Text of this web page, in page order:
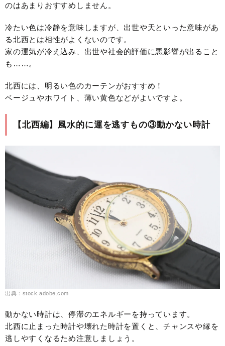
のはあまりおすすめしません。
冷たい色は冷静を意味しますが、出世や天といった意味があ
る北西とは相性がよくないのです。
家の運気が冷え込み、出世や社会的評価に悪影響が出ること
も……。
北西には、明るい色のカーテンがおすすめ！
ベージュやホワイト、薄い黄色などがよいですよ。
【北西編】風水的に運を逃すもの③動かない時計
出典：stock.adobe.com
動かない時計は、停滞のエネルギーを持っています。
北西に止まった時計や壊れた時計を置くと、チャンスや縁を
逃しやすくなるため注意しましょう。